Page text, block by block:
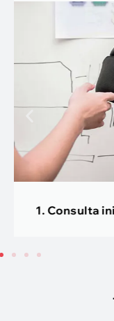
2. Servicio